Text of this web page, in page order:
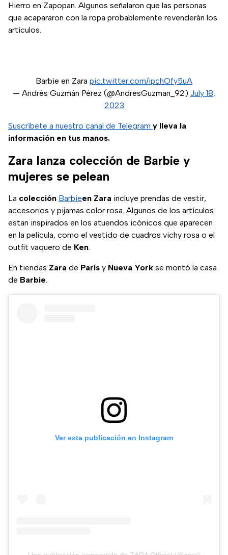
Hierro en Zapopan. Algunos señalaron que las personas
que acapararon con la ropa probablemente revenderán los
artículos.
Barbie en Zara pic.twitter.com/ipchOfy5uA
— Andrés Guzmán Pérez (@AndresGuzman_92) July 18,
2023
Suscríbete a nuestro canal de Telegram y lleva la
información en tus manos.
Zara lanza colección de Barbie y
mujeres se pelean
La colección Barbieen Zara incluye prendas de vestir,
accesorios y pijamas color rosa. Algunos de los artículos
estan inspirados en los atuendos icónicos que aparecen
en la película, como el vestido de cuadros vichy rosa o el
outfit vaquero de Ken.
En tiendas Zara de París y Nueva York se montó la casa
de Barbie.
Ver esta publicación en Instagram